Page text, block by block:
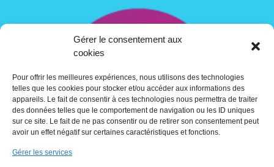
Gérer le consentement aux
cookies
Pour offrir les meilleures expériences, nous utilisons des technologies
telles que les cookies pour stocker et/ou accéder aux informations des
appareils. Le fait de consentir à ces technologies nous permettra de traiter
des données telles que le comportement de navigation ou les ID uniques
sur ce site. Le fait de ne pas consentir ou de retirer son consentement peut
avoir un effet négatif sur certaines caractéristiques et fonctions.
Gérer les services